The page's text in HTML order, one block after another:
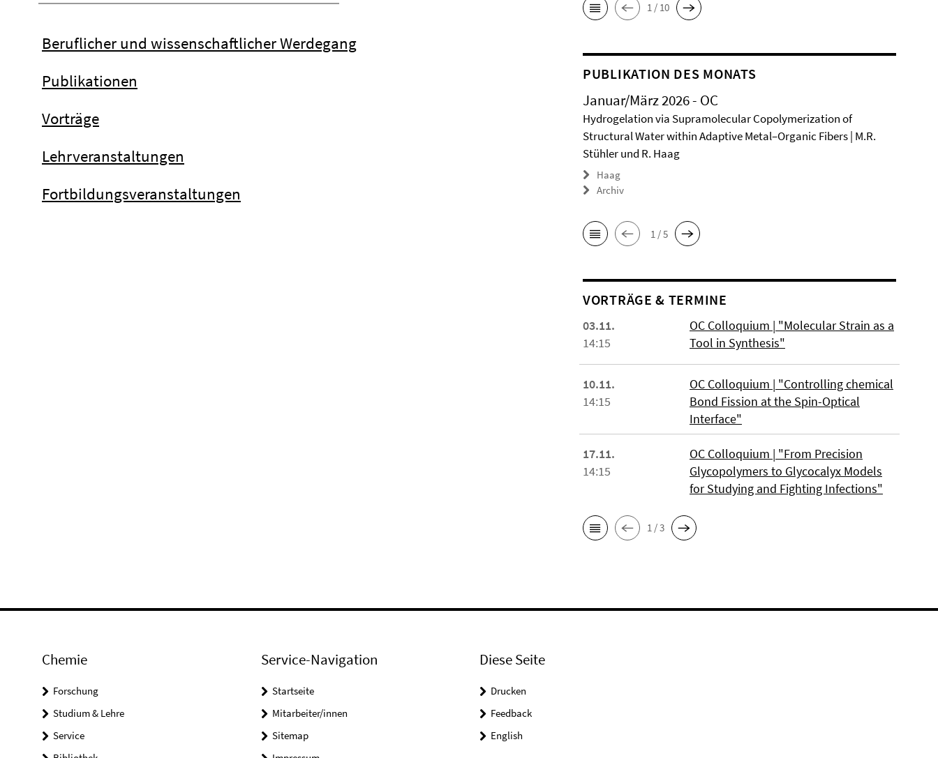
Beruflicher und wissenschaftlicher Werdegang
Publikationen
Vorträge
Lehrveranstaltungen
Fortbildungsveranstaltungen
1 / 10
PUBLIKATION DES MONATS
Januar/März 2026 - OC
Hydrogelation via Supramolecular Copolymerization of
Structural Water within Adaptive Metal–Organic Fibers | M.R.
Stühler und R. Haag
Haag
Archiv
1 / 5
VORTRÄGE & TERMINE
03.11.
14:15
OC Colloquium | "Molecular Strain as a
Tool in Synthesis"
10.11.
14:15
OC Colloquium | "Controlling chemical
Bond Fission at the Spin-Optical
Interface"
17.11.
14:15
OC Colloquium | "From Precision
Glycopolymers to Glycocalyx Models
for Studying and Fighting Infections"
1 / 3
Chemie
Forschung
Studium & Lehre
Service
Service-Navigation
Startseite
Mitarbeiter/innen
Sitemap
Diese Seite
Drucken
Feedback
English